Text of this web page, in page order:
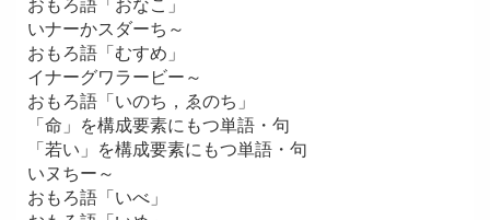
いナーかスダーち～
おもろ語「むすめ」
イナーグワラービー～
おもろ語「いのち，ゑのち」
「命」を構成要素にもつ単語・句
「若い」を構成要素にもつ単語・句
いヌちー～
おもろ語「いべ」